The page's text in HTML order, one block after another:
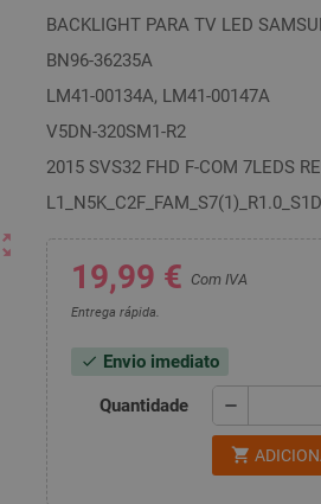
BACKLIGHT PARA TV LED
BN96-36235A
LM41-00134A, LM41-00147A
V5DN-320SM1-R2
2015 SVS32 FHD F-COM 7LEDS
19,99 € Com IVA
Entrega rápida.
check Envio imediato
Quantidade remove
shopping_cart